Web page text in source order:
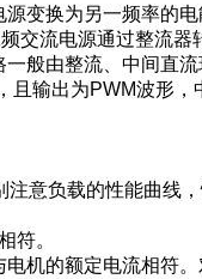
变换为另一频率的
交流电源通过整流器
般由整流、中间直
输出为PWM波形，
意负载的性能曲线
符。
电机的额定电流相符